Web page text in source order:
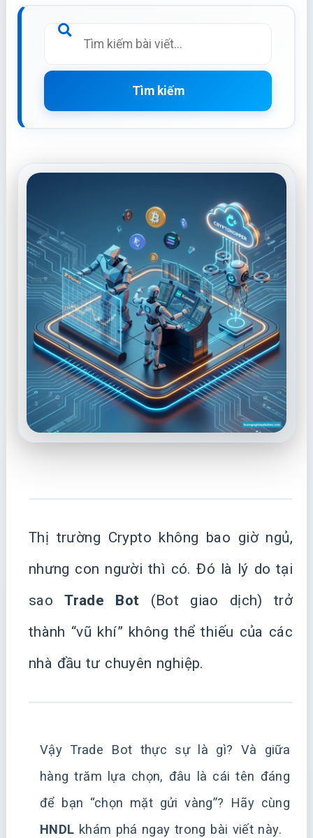
Tìm kiếm
Thị trường Crypto không bao giờ ngủ,
nhưng con người thì có. Đó là lý do tại
saoTrade Bot (Bot giao dịch) trở
thành “vũ khí” không thể thiếu của các
nhà đầu tư chuyên nghiệp.
Vậy Trade Bot thực sự là gì? Và giữa
hàng trăm lựa chọn, đâu là cái tên đáng
để bạn “chọn mặt gửi vàng”? Hãy cùng
HNDL khám phá ngay trong bài viết này.